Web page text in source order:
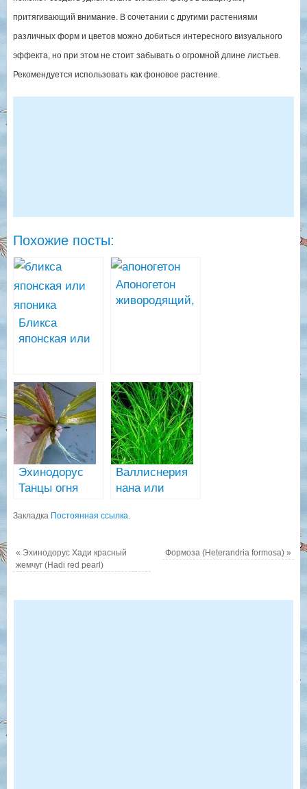
притягивающий внимание. В сочетании с другими растениями
различных форм и цветов можно добиться интересного визуального
эффекта, но при этом не стоит забывать о огромной длине листьев.
Рекомендуется использовать как фоновое растение.
Похожие посты:
Бликса
японская или
Апоногетон
живородящий,
Эхинодорус
Танцы огня
(Tenzende
Валлиснерия
нана или
(Vallisneria
Закладка Постоянная ссылка.
« Эхинодорус Хади красный
жемчуг (Hadi red pearl)
Формоза (Heterandria formosa)»